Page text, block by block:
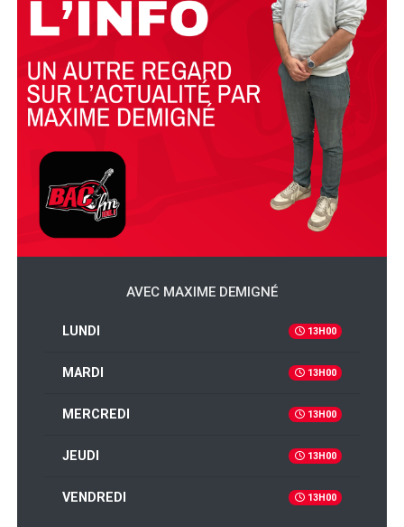
AVEC MAXIME DEMIGNÉ
LUNDI 13H00
MARDI 13H00
MERCREDI 13H00
JEUDI 13H00
VENDREDI 13H00